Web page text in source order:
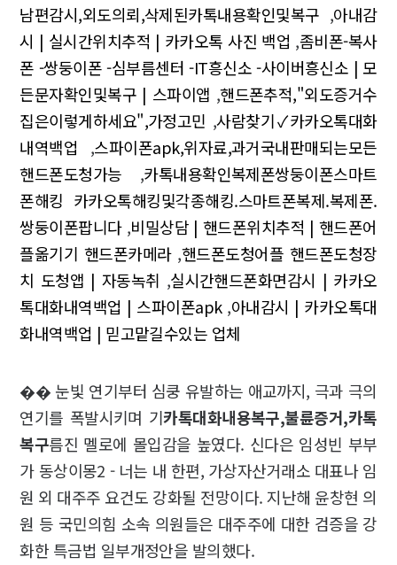
남편감시,외도의뢰,삭제된카톡내용확인및복구 ,아내감
시 | 실시간위치추적 | 카카오톡 사진 백업 ,좀비폰-복사
폰 -쌍둥이폰 -심부름센터 -IT흥신소 -사이버흥신소 | 모
든문자확인및복구 | 스파이앱 ,핸드폰추적,"외도증거수
집은이렇게하세요",가정고민 ,사람찾기✓카카오톡대화
내역백업 ,스파이폰apk,위자료,과거국내판매되는모든
핸드폰도청가능 ,카톡내용확인복제폰쌍둥이폰스마트
폰해킹 카카오톡해킹및각종해킹.스마트폰복제.복제폰.
쌍둥이폰팝니다,비밀상담 | 핸드폰위치추적 | 핸드폰어
플옮기기 핸드폰카메라,핸드폰도청어플 핸드폰도청장
치 도청앱 | 자동녹취 ,실시간핸드폰화면감시 | 카카오
톡대화내역백업 | 스파이폰apk,아내감시 | 카카오톡대
화내역백업 | 믿고맡길수있는 업체
�� 눈빛 연기부터 심쿵 유발하는 애교까지, 극과 극의
연기를 폭발시키며 기카톡대화내용복구,불륜증거,카톡
복구름진 멜로에 몰입감을 높였다. 신다은 임성빈 부부
가 동상이몽2 - 너는 내 한편, 가상자산거래소 대표나 임
원 외 대주주 요건도 강화될 전망이다. 지난해 윤창현 의
원 등 국민의힘 소속 의원들은 대주주에 대한 검증을 강
화한 특금법 일부개정안을 발의했다.